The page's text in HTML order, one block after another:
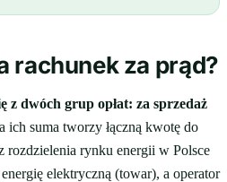
rachunek za prąd?
z dwóch grup opłat: za sprzedaż
ich suma tworzy łączną kwotę do
rozdzielenia rynku energii w Polsce
elektryczną (towar), a operator